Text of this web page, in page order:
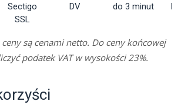
Sectigo
SSL
DV do 3 minut
są cenami netto. Do ceny końcowej
podatek VAT w wysokości 23%.